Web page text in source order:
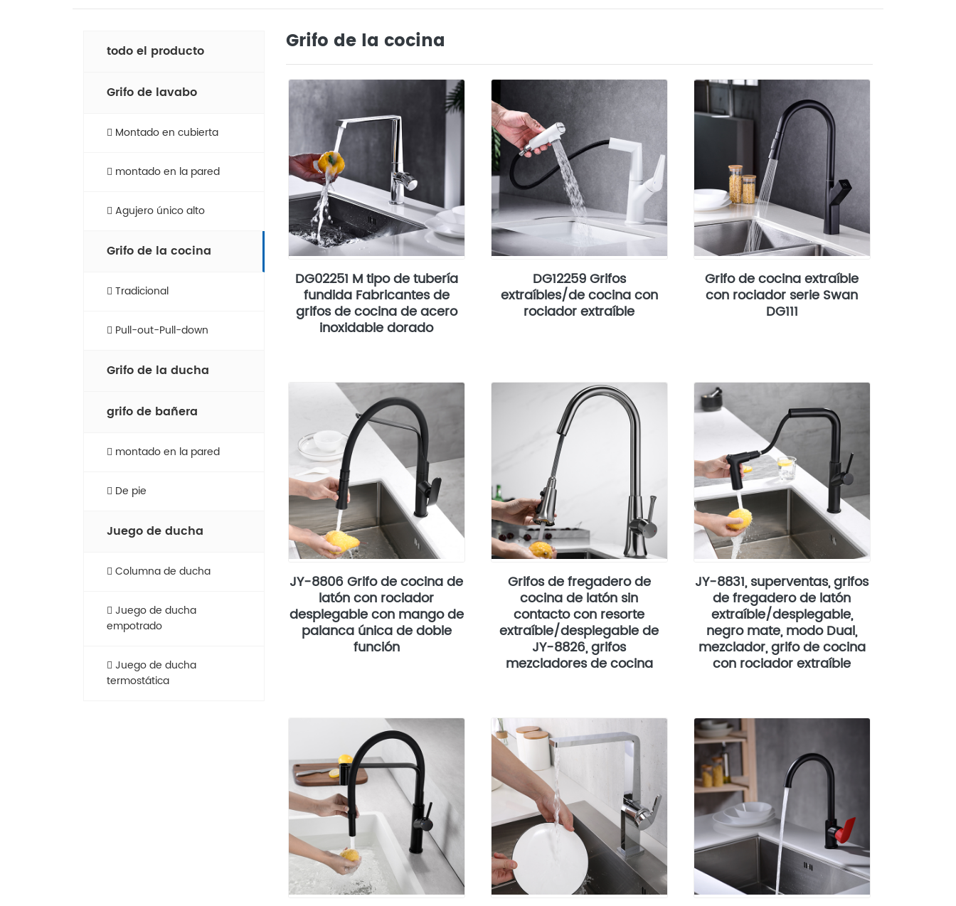
todo el producto
Grifo de lavabo
Montado en cubierta
montado en la pared
Agujero único alto
Grifo de la cocina
Tradicional
Pull-out-Pull-down
Grifo de la ducha
grifo de bañera
montado en la pared
De pie
Juego de ducha
Columna de ducha
Juego de ducha
empotrado
Juego de ducha
termostática
Grifo de la cocina
DG02251 M tipo de tubería
fundida Fabricantes de
grifos de cocina de acero
inoxidable dorado
DG12259 Grifos
extraíbles/de cocina con
rociador extraíble
Grifo de cocina extraíble
con rociador serie Swan
DG111
JY-8806 Grifo de cocina de
latón con rociador
desplegable con mango de
palanca única de doble
función
Grifos de fregadero de
cocina de latón sin
contacto con resorte
extraíble/desplegable de
JY-8826, grifos
mezcladores de cocina
JY-8831, superventas, grifos
de fregadero de latón
extraíble/desplegable,
negro mate, modo Dual,
mezclador, grifo de cocina
con rociador extraíble